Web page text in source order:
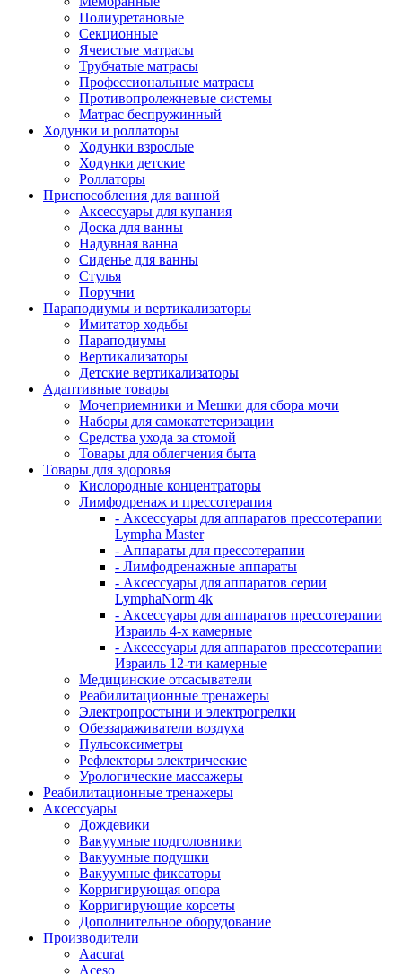
Полиуретановые
Секционные
Ячеистые матрасы
Трубчатые матрасы
Профессиональные матрасы
Противопролежневые системы
Матрас беспружинный
Ходунки и роллаторы
Ходунки взрослые
Ходунки детские
Роллаторы
Приспособления для ванной
Аксессуары для купания
Доска для ванны
Надувная ванна
Сиденье для ванны
Стулья
Поручни
Параподиумы и вертикализаторы
Имитатор ходьбы
Параподиумы
Вертикализаторы
Детские вертикализаторы
Адаптивные товары
Мочеприемники и Мешки для сбора мочи
Наборы для самокатетеризации
Средства ухода за стомой
Товары для облегчения быта
Товары для здоровья
Кислородные концентраторы
Лимфодренаж и прессотерапия
- Аксессуары для аппаратов прессотерапии
Lympha Master
- Аппараты для прессотерапии
- Лимфодренажные аппараты
- Аксессуары для аппаратов серии
LymphaNorm 4k
- Аксессуары для аппаратов прессотерапии
Израиль 4-х камерные
- Аксессуары для аппаратов прессотерапии
Израиль 12-ти камерные
Медицинские отсасыватели
Реабилитационные тренажеры
Электропростыни и электрогрелки
Обеззараживатели воздуха
Пульсоксиметры
Рефлекторы электрические
Урологические массажеры
Реабилитационные тренажеры
Аксессуары
Дождевики
Вакуумные подголовники
Вакуумные подушки
Вакуумные фиксаторы
Корригирующая опора
Корригирующие корсеты
Дополнительное оборудование
Производители
Aacurat
Aceso